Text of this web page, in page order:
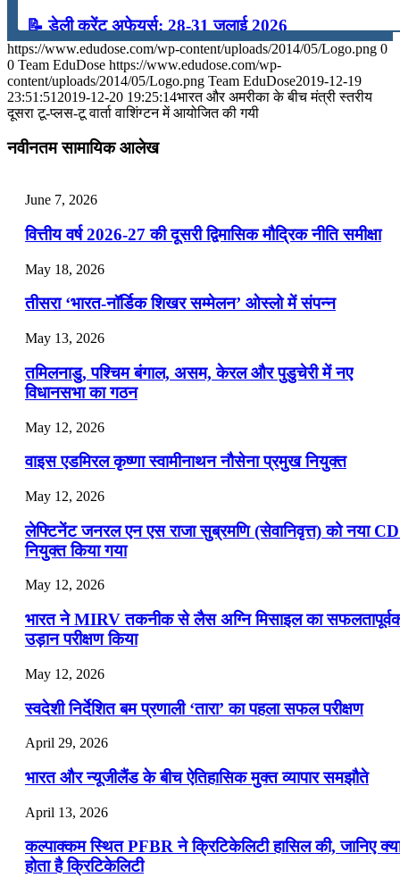
📝 डेली करेंट अफेयर्स: 28-31 जुलाई 2026
July 28, 2026
📝 डेली करेंट अफेयर्स: 25-27 जुलाई 2026
July 22, 2026
📝 डेली करेंट अफेयर्स: 19-21 जुलाई 2026
July 19, 2026
📝 डेली करेंट अफेयर्स: 16-18 जुलाई 2026
July 16, 2026
📝 डेली करेंट अफेयर्स: 13-15 जुलाई 2026
https://www.edudose.com/wp-content/uploads/2014/05/Logo.png 0
0 Team EduDose https://www.edudose.com/wp-
content/uploads/2014/05/Logo.png Team EduDose2019-12-19
23:51:51 2019-12-20 19:25:14भारत और अमरीका के बीच मंत्री स्तरीय
दूसरा टू-प्लस-टू वार्ता वाशिंग्टन में आयोजित की गयी
नवीनतम सामायिक आलेख
June 7, 2026
वित्तीय वर्ष 2026-27 की दूसरी द्विमासिक मौद्रिक नीति समीक्षा
May 18, 2026
तीसरा ‘भारत-नॉर्डिक शिखर सम्मेलन’ ओस्लो में संपन्न
May 13, 2026
तमिलनाडु, पश्चिम बंगाल, असम, केरल और पुडुचेरी में नए
विधानसभा का गठन
May 12, 2026
वाइस एडमिरल कृष्णा स्वामीनाथन नौसेना प्रमुख नियुक्त
May 12, 2026
लेफ्टिनेंट जनरल एन एस राजा सुब्रमणि (सेवानिवृत्त) को नया
नियुक्त किया गया
May 12, 2026
भारत ने MIRV तकनीक से लैस अग्नि मिसाइल का
उड़ान परीक्षण किया
May 12, 2026
स्वदेशी निर्देशित बम प्रणाली ‘तारा’ का पहला सफल परीक्षण
April 29, 2026
भारत और न्यूजीलैंड के बीच ऐतिहासिक मुक्त व्यापार समझौते
April 13, 2026
कल्पाक्कम स्थित PFBR ने क्रिटिकेलिटी हासिल की, जानिए
होता है क्रिटिकेलिटी